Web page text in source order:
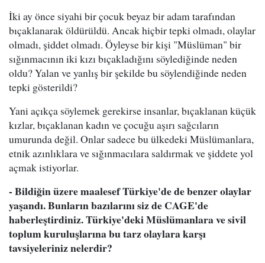
İki ay önce siyahi bir çocuk beyaz bir adam tarafından
bıçaklanarak öldürüldü. Ancak hiçbir tepki olmadı, olaylar
olmadı, şiddet olmadı. Öyleyse bir kişi "Müslüman" bir
sığınmacının iki kızı bıçakladığını söylediğinde neden
oldu? Yalan ve yanlış bir şekilde bu söylendiğinde neden
tepki gösterildi?
Yani açıkça söylemek gerekirse insanlar, bıçaklanan küçük
kızlar, bıçaklanan kadın ve çocuğu aşırı sağcıların
umurunda değil. Onlar sadece bu ülkedeki Müslümanlara,
etnik azınlıklara ve sığınmacılara saldırmak ve şiddete yol
açmak istiyorlar.
- Bildiğin üzere maalesef Türkiye'de de benzer olaylar
yaşandı. Bunların bazılarını siz de CAGE'de
haberleştirdiniz. Türkiye'deki Müslümanlara ve sivil
toplum kuruluşlarına bu tarz olaylara karşı
tavsiyeleriniz nelerdir?